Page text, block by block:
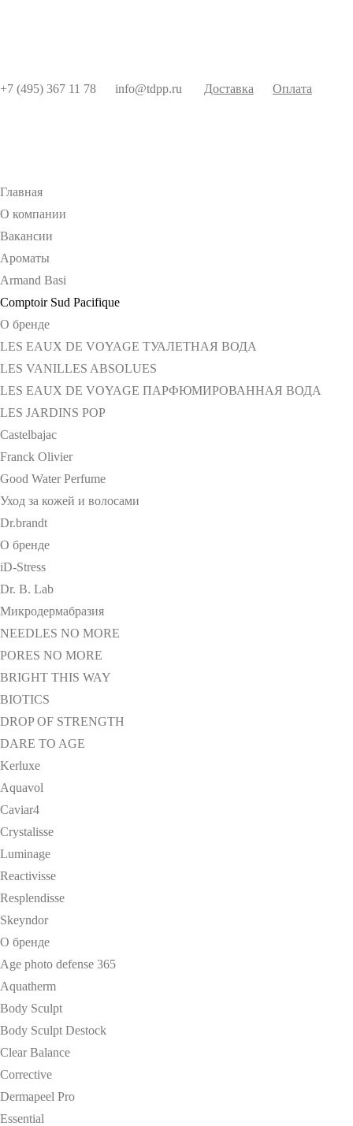
+7 (495) 367 11 78 info@tdpp.ru Доставка Оплата
Главная
О компании
Вакансии
Ароматы
Armand Basi
Comptoir Sud Pacifique
О бренде
LES EAUX DE VOYAGE ТУАЛЕТНАЯ ВОДА
LES VANILLES ABSOLUES
LES EAUX DE VOYAGE ПАРФЮМИРОВАННАЯ ВОДА
LES JARDINS POP
Castelbajac
Franck Olivier
Good Water Perfume
Уход за кожей и волосами
Dr.brandt
О бренде
iD-Stress
Dr. B. Lab
Микродермабразия
NEEDLES NO MORE
PORES NO MORE
BRIGHT THIS WAY
BIOTICS
DROP OF STRENGTH
DARE TO AGE
Kerluxe
Aquavol
Caviar4
Crystalisse
Luminage
Reactivisse
Resplendisse
Skeyndor
О бренде
Age photo defense 365
Aquatherm
Body Sculpt
Body Sculpt Destock
Clear Balance
Corrective
Dermapeel Pro
Essential